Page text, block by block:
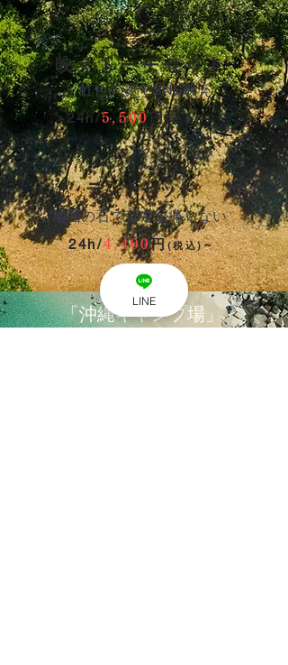
映えトーチセット
​虹色の炎でSNS映え
24h/5,500円(税込)~
テントセット
地面の石で背中が痛くない
24h/4,400円(税込)~
「沖縄キャンプ場」
LINE